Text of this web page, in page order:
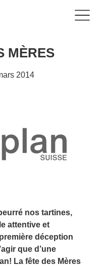
MÈRES
2014
nos tartines,
attentive et
déception
que d’une
La fête des Mères